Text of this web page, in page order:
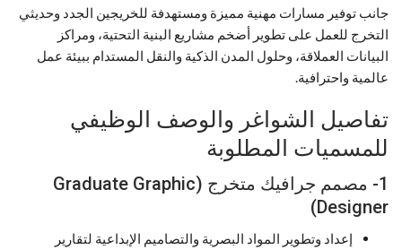
جانب توفير مسارات مهنية مميزة ومستهدفة للخريجين الجدد وحديثي
التخرج للعمل على تطوير أضخم مشاريع البنية التحتية، ومراكز
البيانات العملاقة، وحلول المدن الذكية والنقل المستدام ببيئة عمل
عالمية واحترافية.
تفاصيل الشواغر والوصف الوظيفي
للمسميات المطلوبة
1- مصمم جرافيك متخرج (Graduate Graphic
Designer)
إعداد وتطوير المواد البصرية والتصاميم الإبداعية لتقارير